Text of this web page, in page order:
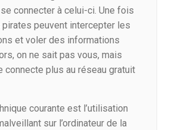
connecter à celui-ci. Une fois
peuvent intercepter les
et voler des informations
on ne sait pas vous, mais
connecte plus au réseau gratuit
courante est l’utilisation
sur l’ordinateur de la